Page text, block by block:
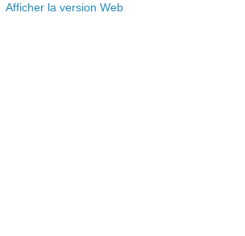
Afficher la version Web